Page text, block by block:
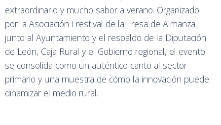
extraordinario y mucho sabor a verano. Organizado
por la Asociación Frestival de la Fresa de Almanza
junto al Ayuntamiento y el respaldo de la Diputación
de León, Caja Rural y el Gobierno regional, el evento
se consolida como un auténtico canto al sector
primario y una muestra de cómo la innovación puede
dinamizar el medio rural.